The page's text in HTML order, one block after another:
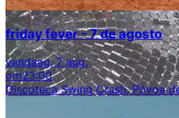
friday fever - 7 de agosto
vandaag, 7 aug.
om23:00
Discoteca Swing Crash, Póvoa